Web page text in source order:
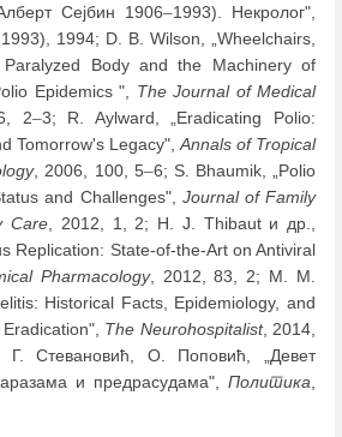
Сејбин 1906–1993). Некролог",
1994; D. B. Wilson, „Wheelchairs,
Body and the Machinery of
Epidemics ", The Journal of Medical
2–3; R. Aylward, „Eradicating Polio:
Tomorrow's Legacy", Annals of Tropical
, 2006, 100, 5–6; S. Bhaumik, „Polio
and Challenges", Journal of Family
Care , 2012, 1, 2; H. J. Thibaut и др.,
Replication: State-of-the-Art on Antiviral
Pharmacology, 2012, 83, 2; M. M.
Historical Facts, Epidemiology, and
The Neurohospitalist, 2014,
Стевановић, О. Поповић, „Девет
и предрасудама", Политика